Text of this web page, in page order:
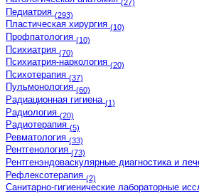
(27)
Педиатрия (293)
Пластическая хирургия (10)
Профпатология (10)
Психиатрия (70)
Психиатрия-наркология (20)
Психотерапия (37)
Пульмонология (60)
Радиационная гигиена (1)
Радиология (20)
Радиотерапия (5)
Ревматология (33)
Рентгенология (73)
Рентгенэндоваскулярные диагностика и
Рефлексотерапия (2)
Санитарно-гигиенические лабораторные